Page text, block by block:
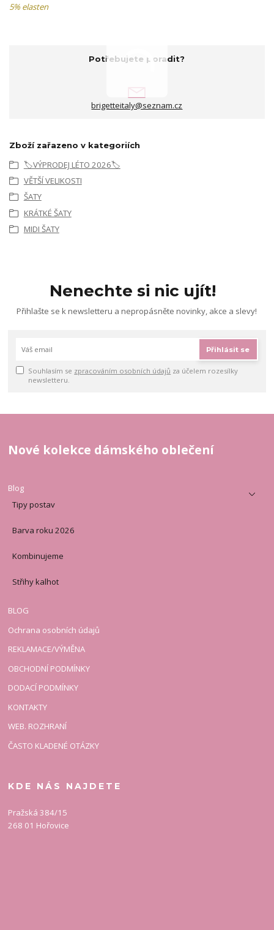
5% elasten
Potřebujete poradit?
brigetteitaly@seznam.cz
Zboží zařazeno v kategoriích
🏷️VÝPRODEJ LÉTO 2026🏷️
VĚTŠÍ VELIKOSTI
ŠATY
KRÁTKÉ ŠATY
MIDI ŠATY
Nenechte si nic ujít!
Přihlašte se k newsletteru a nepropásněte novinky, akce a slevy!
Přihlásit se
Souhlasím se zpracováním osobních údajů za účelem rozesílky
newsletteru.
Nové kolekce dámského oblečení
Blog
Tipy postav
Barva roku 2026
Kombinujeme
Střihy kalhot
BLOG
Ochrana osobních údajů
REKLAMACE/VÝMĚNA
OBCHODNÍ PODMÍNKY
DODACÍ PODMÍNKY
KONTAKTY
WEB. ROZHRANÍ
ČASTO KLADENÉ OTÁZKY
KDE NÁS NAJDETE
Pražská 384/15
268 01 Hořovice